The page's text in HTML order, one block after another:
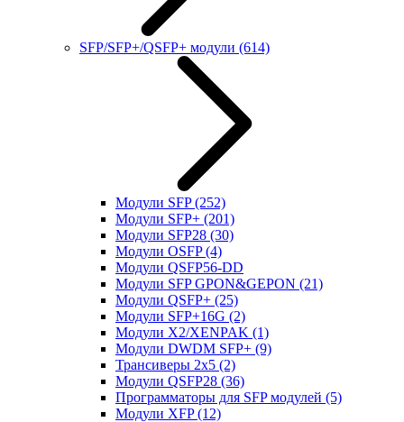
SFP/SFP+/QSFP+ модули (614)
Модули SFP(252)
Модули SFP+ (201)
Модули SFP28 (30)
Модули OSFP(4)
Модули QSFP56-DD
Модули SFP GPON&GEPON (21)
Модули QSFP+ (25)
Модули SFP+16G (2)
Модули X2/XENPAK (1)
Модули DWDM SFP+ (9)
Трансиверы 2x5 (2)
Модули QSFP28 (36)
Программаторы для SFP модулей (5)
Модули XFP(12)